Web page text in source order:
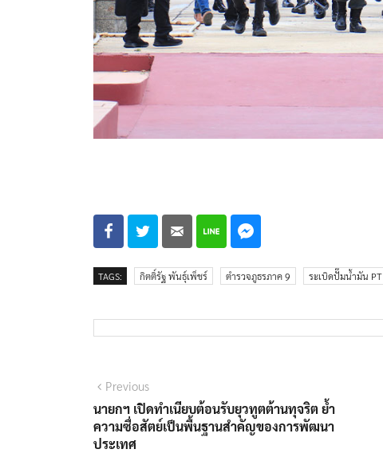
TAGS: กิตติ์รัฐ พันธุ์เพ็ชร์ ตำรวจภูธรภาค 9 ระเบิดปั๊มน้ำมัน PT
แนะแนว
เรื่อง
PreviousPrevious
post:
นายกฯ เปิดทำเนียบต้อนรับยุวทูตต้านทุจริต ย้ำ
ความซื่อสัตย์เป็นพื้นฐานสำคัญของการพัฒนา
ประเทศ